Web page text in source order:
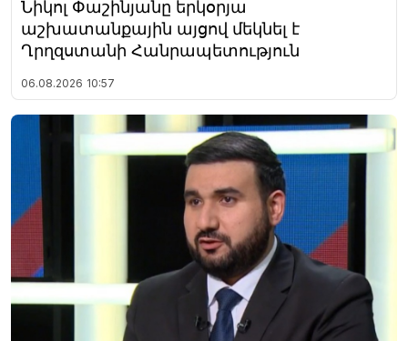
Նիկոլ Փաշինյանը երկօրյա
աշխատանքային այցով մեկնել է
Ղրղզստանի Հանրապետություն
06.08.2026 10:57